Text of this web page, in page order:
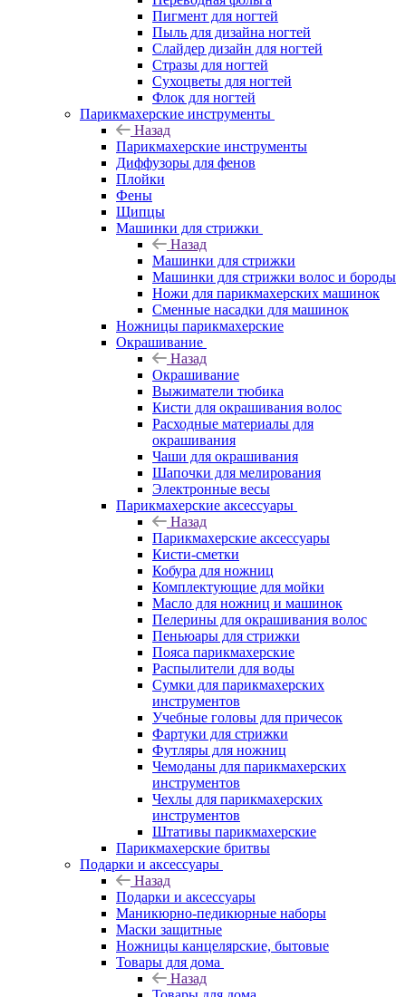
Пигмент для ногтей
Пыль для дизайна ногтей
Слайдер дизайн для ногтей
Стразы для ногтей
Сухоцветы для ногтей
Флок для ногтей
Парикмахерские инструменты
Назад
Парикмахерские инструменты
Диффузоры для фенов
Плойки
Фены
Щипцы
Машинки для стрижки
Назад
Машинки для стрижки
Машинки для стрижки волос и бороды
Ножи для парикмахерских машинок
Сменные насадки для машинок
Ножницы парикмахерские
Окрашивание
Назад
Окрашивание
Выжиматели тюбика
Кисти для окрашивания волос
Расходные материалы для
окрашивания
Чаши для окрашивания
Шапочки для мелирования
Электронные весы
Парикмахерские аксессуары
Назад
Парикмахерские аксессуары
Кисти-сметки
Кобура для ножниц
Комплектующие для мойки
Масло для ножниц и машинок
Пелерины для окрашивания волос
Пеньюары для стрижки
Пояса парикмахерские
Распылители для воды
Сумки для парикмахерских
инструментов
Учебные головы для причесок
Фартуки для стрижки
Футляры для ножниц
Чемоданы для парикмахерских
инструментов
Чехлы для парикмахерских
инструментов
Штативы парикмахерские
Парикмахерские бритвы
Подарки и аксессуары
Назад
Подарки и аксессуары
Маникюрно-педикюрные наборы
Маски защитные
Ножницы канцелярские, бытовые
Товары для дома
Назад